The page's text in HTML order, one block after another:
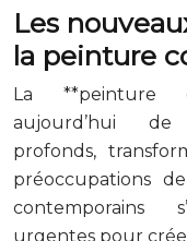
Les
la peinture
La **peinture
aujourd’hui de
profonds,
préoccupations
contemporains
urgentes pour